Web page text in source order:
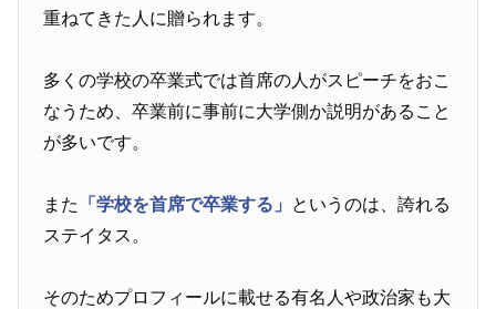
重ねてきた人に贈られます。
多くの学校の卒業式では首席の人がスピーチをおこ
なうため、卒業前に事前に大学側か説明があること
が多いです。
また 「学校を首席で卒業する」 というのは、誇れる
ステイタス。
そのためプロフィールに載せる有名人や政治家も大